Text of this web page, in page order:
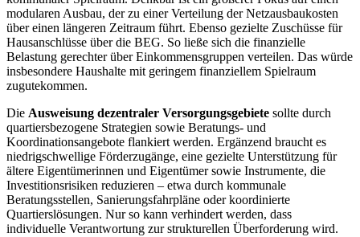
modularen Ausbau, der zu einer Verteilung der Netzausbaukosten
über einen längeren Zeitraum führt. Ebenso gezielte Zuschüsse für
Hausanschlüsse über die BEG. So ließe sich die finanzielle
Belastung gerechter über Einkommensgruppen verteilen. Das würde
insbesondere Haushalte mit geringem finanziellem Spielraum
zugutekommen.
Die Ausweisung dezentraler Versorgungsgebiete sollte durch
quartiersbezogene Strategien sowie Beratungs- und
Koordinationsangebote flankiert werden. Ergänzend braucht es
niedrigschwellige Förderzugänge, eine gezielte Unterstützung für
ältere Eigentümerinnen und Eigentümer sowie Instrumente, die
Investitionsrisiken reduzieren – etwa durch kommunale
Beratungsstellen, Sanierungsfahrpläne oder koordinierte
Quartierslösungen. Nur so kann verhindert werden, dass
individuelle Verantwortung zur strukturellen Überforderung wird.